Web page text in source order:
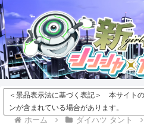
＜景品表示法に基づく表記＞ 本サイト
ンが含まれている場合があります。
ホーム ダイハツ タント